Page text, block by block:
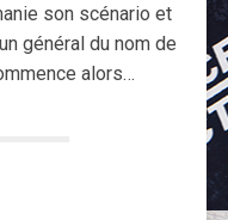
son scénario et
général du nom de
alors…